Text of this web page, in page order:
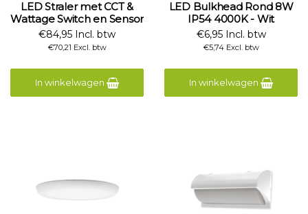
LED Straler met CCT &
Wattage Switch en Sensor
€84,95 Incl. btw
€70,21 Excl. btw
In winkelwagen
LED Bulkhead Rond 8W
IP54 4000K - Wit
€6,95 Incl. btw
€5,74 Excl. btw
In winkelwagen